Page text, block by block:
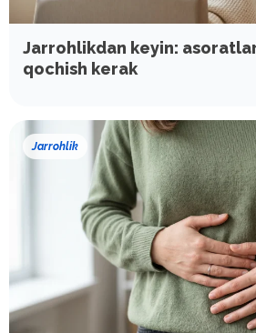
Jarrohlikdan keyin:
qochish kerak
Jarrohlik